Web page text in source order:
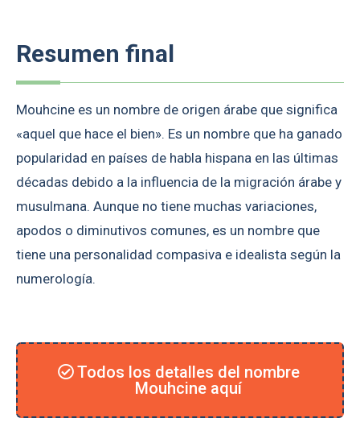
Resumen final
Mouhcine es un nombre de origen árabe que significa
«aquel que hace el bien». Es un nombre que ha ganado
popularidad en países de habla hispana en las últimas
décadas debido a la influencia de la migración árabe y
musulmana. Aunque no tiene muchas variaciones,
apodos o diminutivos comunes, es un nombre que
tiene una personalidad compasiva e idealista según la
numerología.
Todos los detalles del nombre
Mouhcine aquí